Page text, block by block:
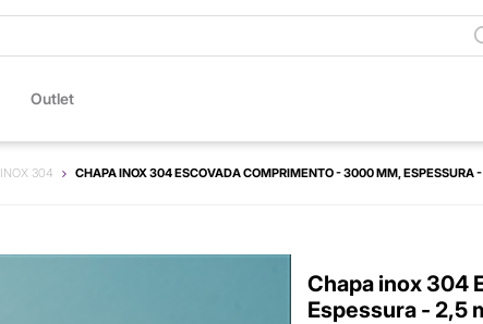
Outlet
INOX 304 CHAPA INOX 304 ESCOVADA COMPRIMENTO - 3000 MM, ESPESSURA
Chapa inox 304
Espessura - 2,5